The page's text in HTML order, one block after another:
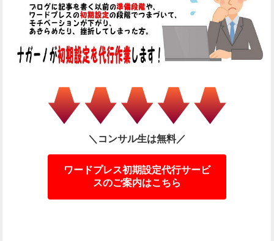
＼コンサル生は無料／
ワードプレス初期設定代行サービ
スのご案内はこちら